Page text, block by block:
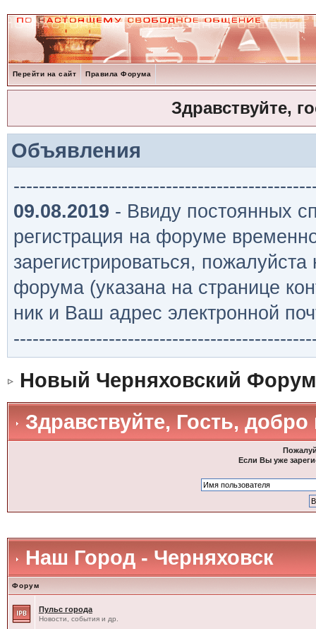
Перейти на сайт Правила Форума
Здравствуйте,
Объявления
09.08.2019 - Ввиду постоянных
регистрация на форуме
зарегистрироваться,
форума (указана на странице
ник и Ваш адрес электронной
Новый Черняховский Форум
Здравствуйте, Гость,
Если Вы уже
Наш Город - Черняховск
Форум
Пульс города
Новости, события и др.